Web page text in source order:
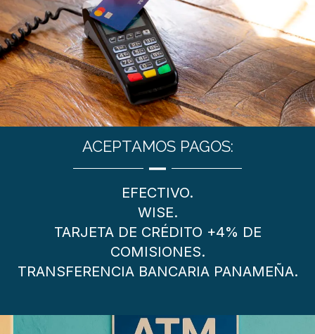
ACEPTAMOS PAGOS:
EFECTIVO.
WISE.
TARJETA DE CRÉDITO +4% DE
COMISIONES.
TRANSFERENCIA BANCARIA PANAMEÑA.